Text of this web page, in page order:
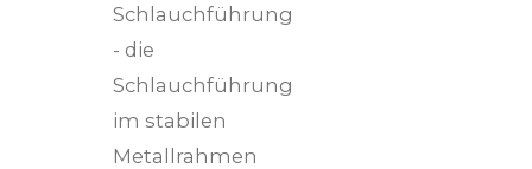
Schlauchführung
- die
Schlauchführung
im stabilen
Metallrahmen